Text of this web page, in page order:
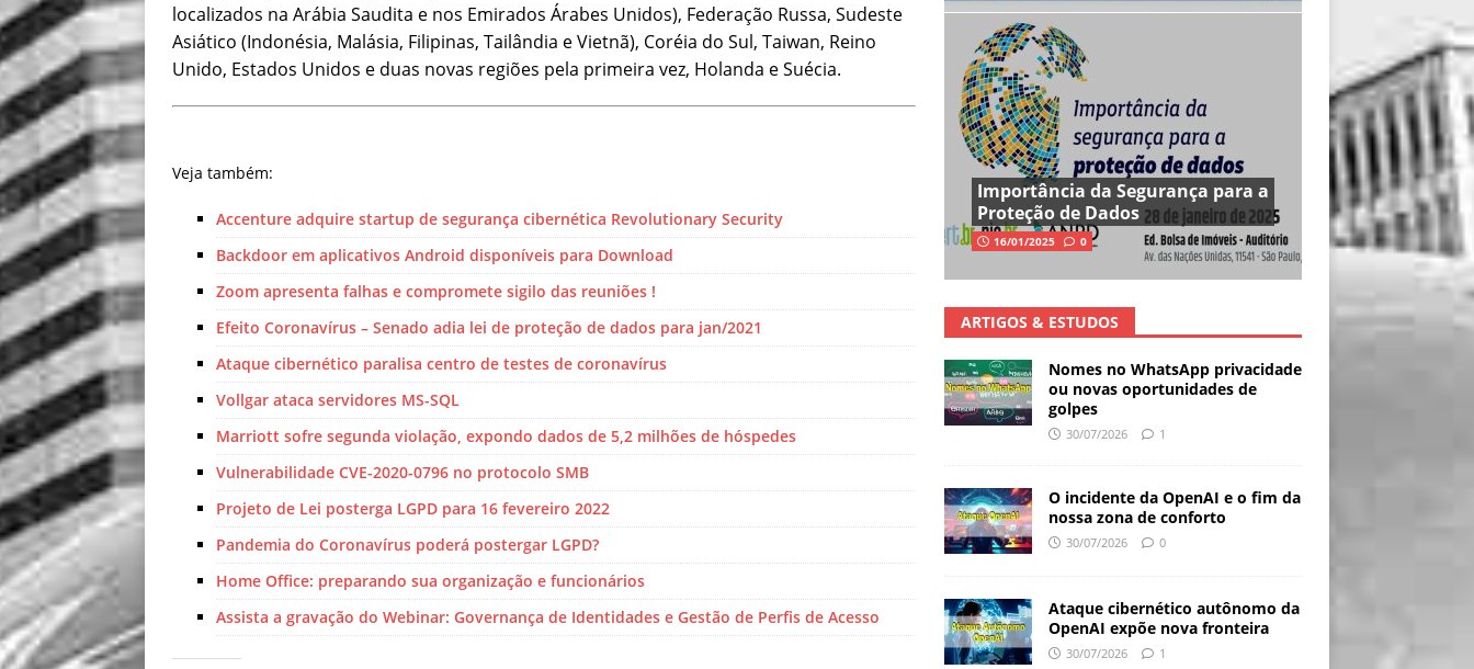
localizados na Arábia Saudita e nos Emirados Árabes Unidos), Federação Russa, Sudeste
Asiático (Indonésia, Malásia, Filipinas, Tailândia e Vietnã), Coréia do Sul, Taiwan, Reino
Unido, Estados Unidos e duas novas regiões pela primeira vez, Holanda e Suécia.
Veja também:
Accenture adquire startup de segurança cibernética Revolutionary Security
Backdoor em aplicativos Android disponíveis para Download
Zoom apresenta falhas e compromete sigilo das reuniões !
Efeito Coronavírus – Senado adia lei de proteção de dados para jan/2021
Ataque cibernético paralisa centro de testes de coronavírus
Vollgar ataca servidores MS-SQL
Marriott sofre segunda violação, expondo dados de 5,2 milhões de hóspedes
Vulnerabilidade CVE-2020-0796 no protocolo SMB
Projeto de Lei posterga LGPD para 16 fevereiro 2022
Pandemia do Coronavírus poderá postergar LGPD?
Home Office: preparando sua organização e funcionários
Assista a gravação do Webinar: Governança de Identidades e Gestão de Perfis de Acesso
Importância da Segurança para a
Proteção de Dados
16/01/2025 0
ARTIGOS & ESTUDOS
Nomes no WhatsApp privacidade
ou novas oportunidades de
golpes
30/07/2026 1
O incidente da OpenAI e o fim da
nossa zona de conforto
30/07/2026 0
Ataque cibernético autônomo da
OpenAI expõe nova fronteira
30/07/2026 1